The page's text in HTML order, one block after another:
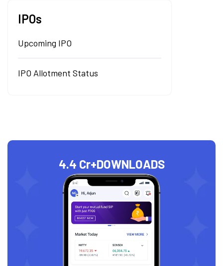
IPOs
Upcoming IPO
IPO Allotment Status
4.4 Cr+DOWNLOADS